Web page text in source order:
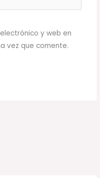
y web en
vez que comente.